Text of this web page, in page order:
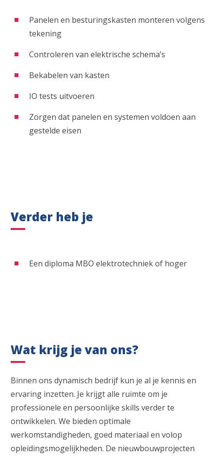
Panelen en besturingskasten monteren volgens
tekening
Controleren van elektrische schema’s
Bekabelen van kasten
IO tests uitvoeren
Zorgen dat panelen en systemen voldoen aan
gestelde eisen
Verder heb je
Een diploma MBO elektrotechniek of hoger
Wat krijg je van ons?
Binnen ons dynamisch bedrijf kun je al je kennis en
ervaring inzetten. Je krijgt alle ruimte om je
professionele en persoonlijke skills verder te
ontwikkelen. We bieden optimale
werkomstandigheden, goed materiaal en volop
opleidingsmogelijkheden. De nieuwbouwprojecten